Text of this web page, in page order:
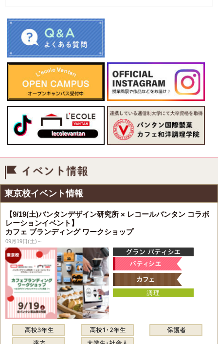
東京校イベント情報
【9/19(土)バンタンデザイン研究所 × レコールバンタン コラボ
レーションイベント】
カフェ ブランディング ワークショップ
09月19日(土)～